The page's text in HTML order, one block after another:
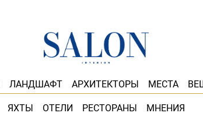
ЛАНДШАФТ АРХИТЕКТОРЫ МЕСТА
ЯХТЫ ОТЕЛИ РЕСТОРАНЫ МНЕНИЯ